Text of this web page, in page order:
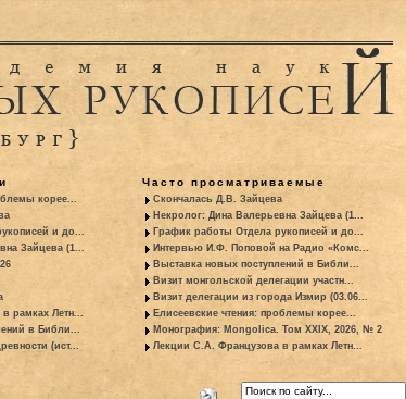
корее...
и до...
Зайцева (1...
рамках Летн...
в Библи...
(ист...
Часто просматриваемые
Скончалась Д.В. Зайцева
Некролог: Дина Валерьевна Зайцева (1...
График работы Отдела рукописей и до...
Интервью И.Ф. Поповой на Радио «Комс...
Выставка новых поступлений в Библи...
Визит монгольской делегации участн...
Визит делегации из города Измир (03.06...
Елисеевские чтения: проблемы корее...
Монография: Mongolica. Том XXIX, 2026, № 2
Лекции С.А. Французова в рамках Летн...